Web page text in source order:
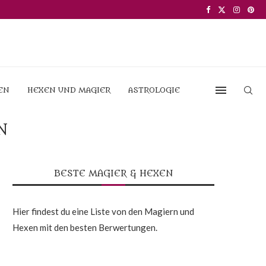
HEXEN UND MAGIER ASTROLOGIE
BESTE MAGIER & HEXEN
Hier findest du eine Liste von den Magiern und
Hexen mit den besten Berwertungen.